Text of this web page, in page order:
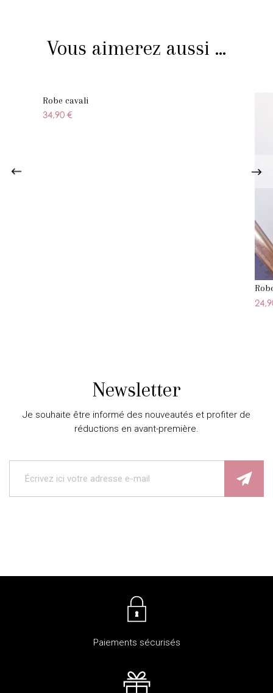
Vous aimerez aussi ...
Robe cavali
34,90 €
Newsletter
Je souhaite être informé des nouveautés et profiter de
réductions en avant-première.
Paiements sécurisés